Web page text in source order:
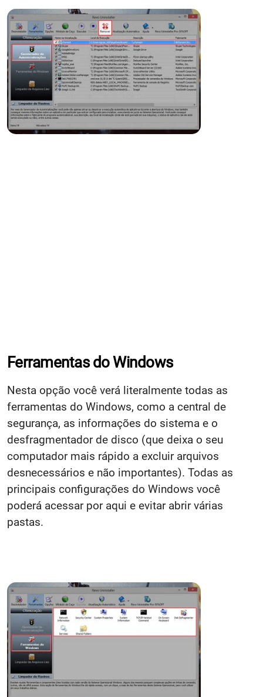
Ferramentas do Windows
Nesta opção você verá literalmente todas as
ferramentas do Windows, como a central de
segurança, as informações do sistema e o
desfragmentador de disco (que deixa o seu
computador mais rápido a excluir arquivos
desnecessários e não importantes). Todas as
principais configurações do Windows você
poderá acessar por aqui e evitar abrir várias
pastas.